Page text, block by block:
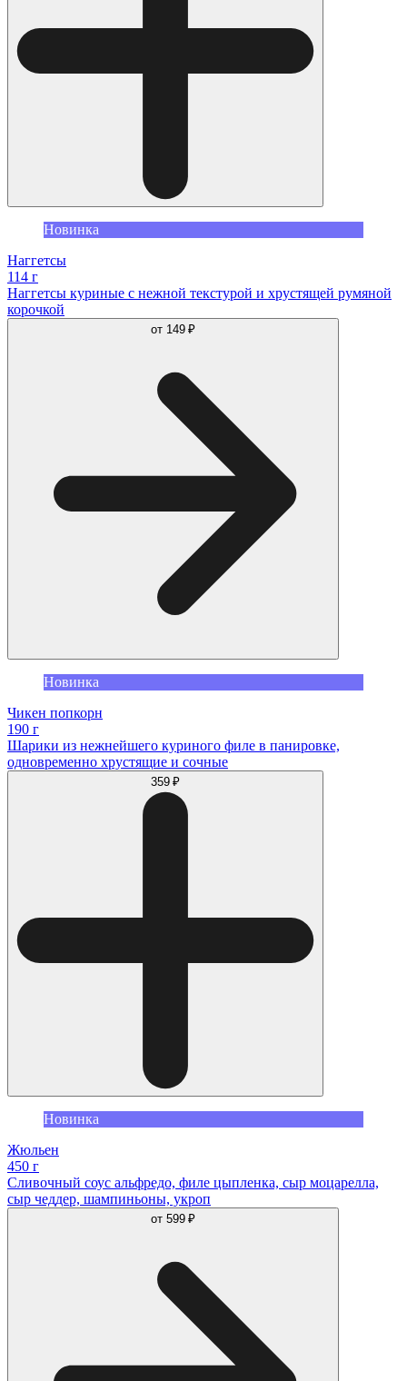
Новинка
Наггетсы
114 г
Наггетсы куриные с нежной текстурой и хрустящей румяной
корочкой
от 149 ₽
Новинка
Чикен попкорн
190 г
Шарики из нежнейшего куриного филе в панировке,
одновременно хрустящие и сочные
359 ₽
Новинка
Жюльен
450 г
Сливочный соус альфредо, филе цыпленка, сыр моцарелла,
сыр чеддер, шампиньоны, укроп
от 599 ₽